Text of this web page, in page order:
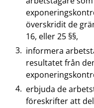
överskridit de
16, eller 25 §§,
informera
resultatet från
erbjuda de
föreskrifter att